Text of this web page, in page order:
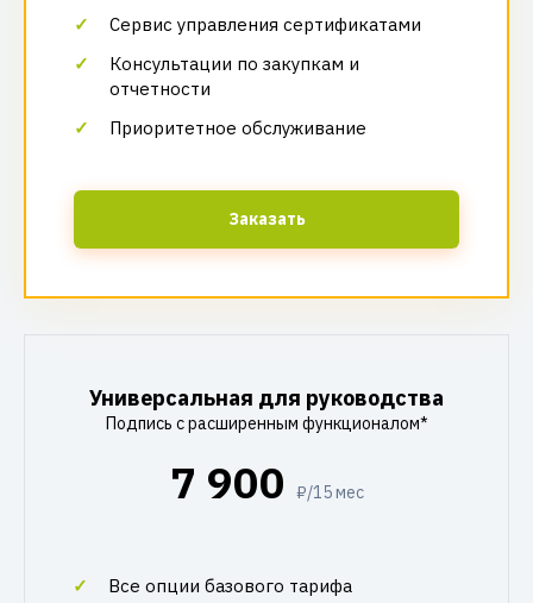
Сервис управления сертификатами
Консультации по закупкам и
отчетности
Приоритетное обслуживание
Заказать
Универсальная для руководства
Подпись с расширенным функционалом*
7 900 ₽/15 мес
Все опции базового тарифа